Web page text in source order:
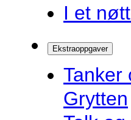
I et
Ekstraoppgaver
Tanker
Grytten